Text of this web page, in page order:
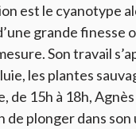
est le cyanotype
grande finesse
Son travail
les plantes
de 15h à 18h,
de plonger dans